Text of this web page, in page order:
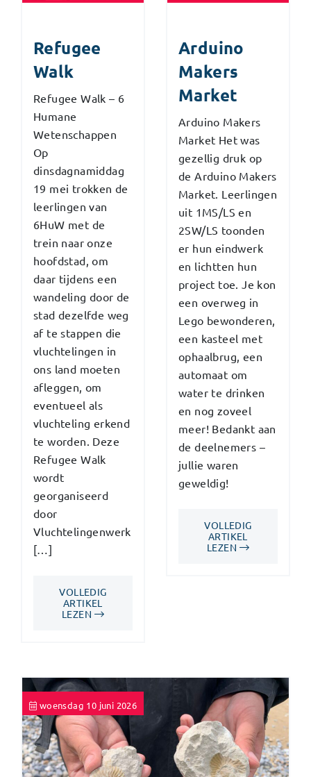
Refugee
Walk
Refugee Walk – 6
Humane
Wetenschappen
Op
dinsdagnamiddag
19 mei trokken de
leerlingen van
6HuW met de
trein naar onze
hoofdstad, om
daar tijdens een
wandeling door de
stad dezelfde weg
af te stappen die
vluchtelingen in
ons land moeten
afleggen, om
eventueel als
vluchteling erkend
te worden. Deze
Refugee Walk
wordt
georganiseerd
door
Vluchtelingenwerk
[…]
VOLLEDIG
ARTIKEL
LEZEN
Arduino
Makers
Market
Arduino Makers
Market Het was
gezellig druk op
de Arduino Makers
Market. Leerlingen
uit 1MS/LS en
2SW/LS toonden
er hun eindwerk
en lichtten hun
project toe. Je kon
een overweg in
Lego bewonderen,
een kasteel met
ophaalbrug, een
automaat om
water te drinken
en nog zoveel
meer! Bedankt aan
de deelnemers –
jullie waren
geweldig!
VOLLEDIG
ARTIKEL
LEZEN
woensdag 10 juni 2026